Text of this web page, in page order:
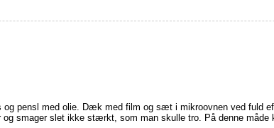
pensl med olie. Dæk med film og sæt i mikroovnen ved fuld
smager slet ikke stærkt, som man skulle tro. På denne måde